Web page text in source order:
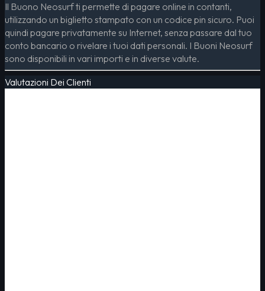
Il Buono Neosurf ti permette di pagare online in contanti,
utilizzando un biglietto stampato con un codice pin sicuro. Puoi
quindi pagare privatamente su Internet, senza passare dal tuo
conto bancario o rivelare i tuoi dati personali. I Buoni Neosurf
sono disponibili in vari importi e in diverse valute.
Valutazioni Dei Clienti